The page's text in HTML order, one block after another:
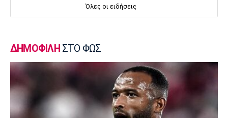
Τένις
τουρνουά του Τορόντο
Εθνικές Μπάσκετ
Ευρωμπάσκετ U16: Ελλάδα-Δανία απόψε για
την πρώτη θέση στον όμιλο
Όλες οι ειδήσεις
ΔΗΜΟΦΙΛΗ ΣΤΟ ΦΩΣ